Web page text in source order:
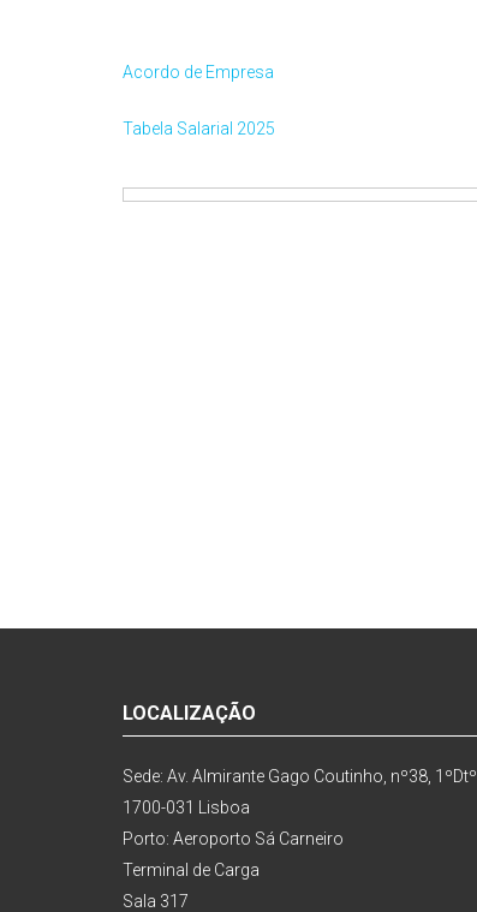
Acordo de Empresa
Tabela Salarial 2025
LOCALIZAÇÃO
Sede: Av. Almirante Gago Coutinho, nº38, 1ºDtº
1700-031 Lisboa
Porto: Aeroporto Sá Carneiro
Terminal de Carga
Sala 317